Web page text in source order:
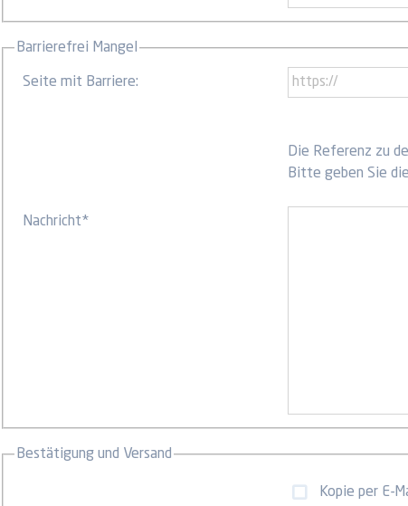
Barrierefrei Mangel
Seite mit Barriere:
Die Referenz zu
Bitte geben Sie
Nachricht*
Bestätigung und Versand
Kopie per E-